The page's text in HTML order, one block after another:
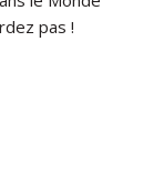
pas !